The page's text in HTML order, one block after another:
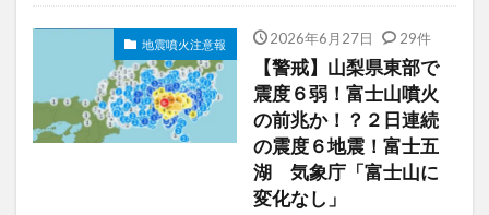
地震噴火注意報 2026年6月27日 29件
【警戒】山梨県東部で
震度６弱！富士山噴火
の前兆か！？２日連続
の震度６地震！富士五
湖 気象庁「富士山に
変化なし」